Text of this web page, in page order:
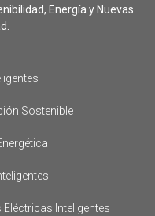
Energía y Nuevas
Sostenible
Eléctricas Inteligentes